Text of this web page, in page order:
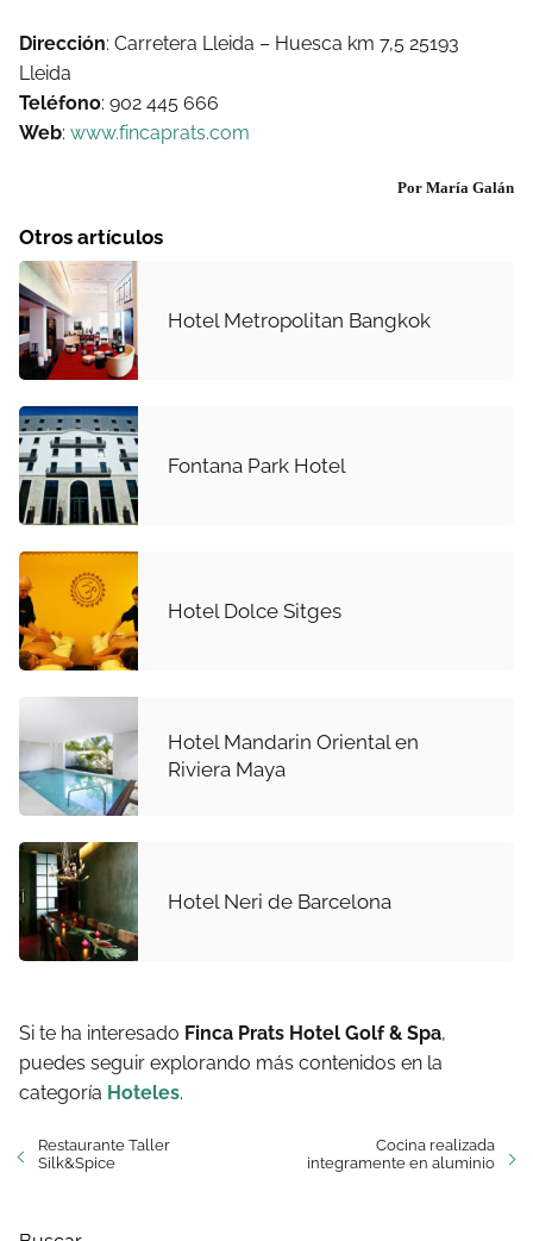
Dirección: Carretera Lleida – Huesca km 7,5 25193
Lleida
Teléfono: 902 445 666
Web: www.fincaprats.com
Por María Galán
Otros artículos
Hotel Metropolitan Bangkok
Fontana Park Hotel
Hotel Dolce Sitges
Hotel Mandarin Oriental en
Riviera Maya
Hotel Neri de Barcelona
Si te ha interesado Finca Prats Hotel Golf & Spa,
puedes seguir explorando más contenidos en la
categoría Hoteles.
Restaurante Taller
Silk&Spice
Cocina realizada
integramente en aluminio